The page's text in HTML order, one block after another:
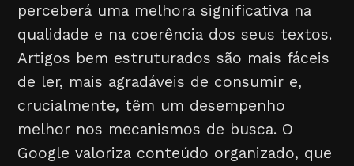
perceberá uma melhora significativa na
qualidade e na coerência dos seus textos.
Artigos bem estruturados são mais fáceis
de ler, mais agradáveis de consumir e,
crucialmente, têm um desempenho
melhor nos mecanismos de busca. O
Google valoriza conteúdo organizado, que